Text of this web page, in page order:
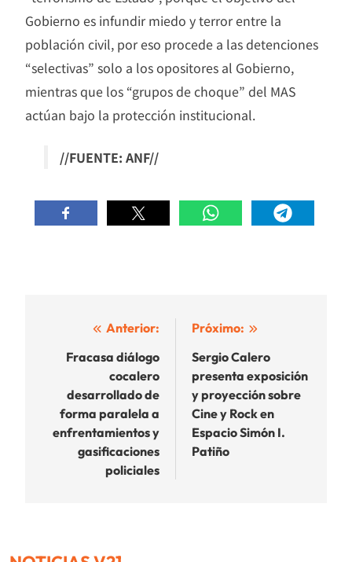
Gobierno es infundir miedo y terror entre la
población civil, por eso procede a las detenciones
“selectivas” solo a los opositores al Gobierno,
mientras que los “grupos de choque” del MAS
actúan bajo la protección institucional.
//FUENTE: ANF//
Navegación
entradas
Anterior:
Fracasa diálogo
cocalero
desarrollado de
forma paralela a
enfrentamientos y
gasificaciones
policiales
Próximo:
Sergio Calero
presenta exposición
y proyección sobre
Cine y Rock en
Espacio Simón I.
Patiño